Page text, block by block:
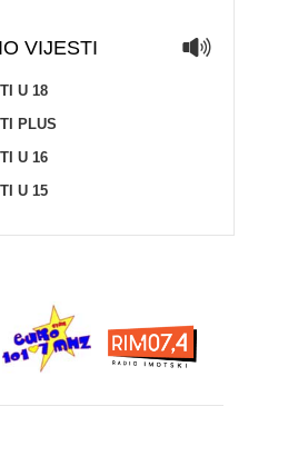
VIJESTI
U 18
PLUS
U 16
U 15